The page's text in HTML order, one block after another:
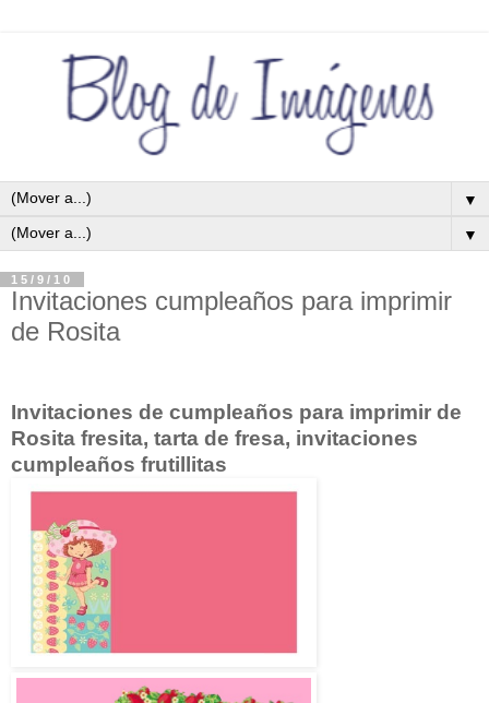
▼
▼
15/9/10
Invitaciones cumpleaños para imprimir
de Rosita
Invitaciones de cumpleaños para imprimir de
Rosita fresita, tarta de fresa, invitaciones
cumpleaños frutillitas